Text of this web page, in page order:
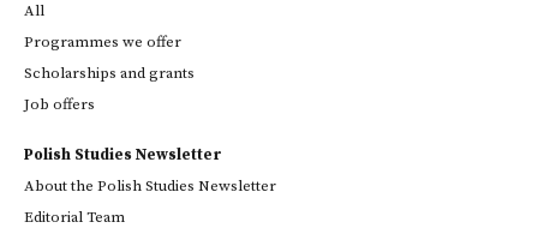
All
Programmes we offer
Scholarships and grants
Job offers
Polish Studies Newsletter
About the Polish Studies Newsletter
Editorial Team